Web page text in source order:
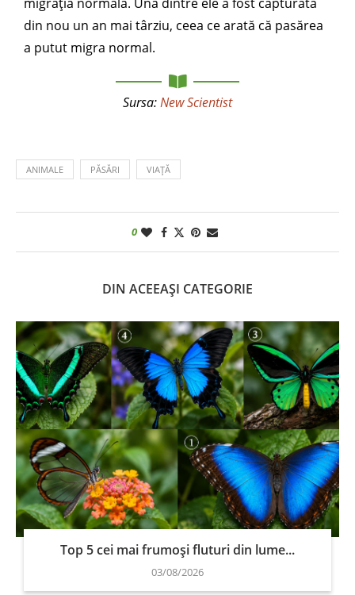
din nou un an mai târziu, ceea ce arată că pasărea
a putut migra normal.
Sursa:New Scientist
ANIMALE PĂSĂRI VIAȚĂ
0
DIN ACEEAȘI CATEGORIE
Top 5 cei mai frumoși fluturi din lume...
03/08/2026